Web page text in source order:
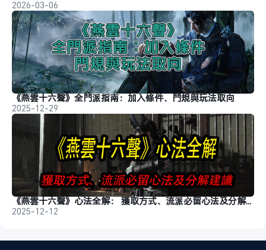
2026-03-06
《燕雲十六聲》全門派指南：加入條件、門規與玩法取向
2025-12-29
《燕雲十六聲》心法全解： 獲取方式、流派必留心法及分解建議
2025-12-12